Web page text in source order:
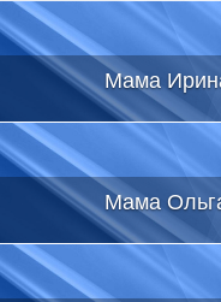
Мама
Мама